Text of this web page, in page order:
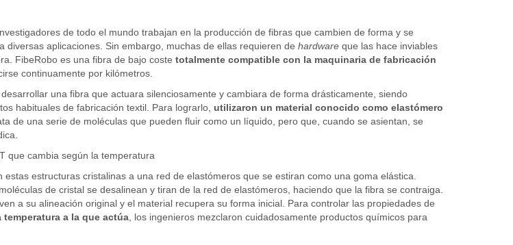
de todo el mundo trabajan en la producción de fibras que cambien de forma y se
diversas aplicaciones. Sin embargo, muchas de ellas requieren de hardwareque las hace inviables
FibeRobo es una fibra de bajo coste totalmente compatible con la maquinaria de fabricación
continuamente por kilómetros.
una fibra que actuara silenciosamente y cambiara de forma drásticamente, siendo
habituales de fabricación textil. Para lograrlo, utilizaron un material conocido como elastómero
de una serie de moléculas que pueden fluir como un líquido, pero que, cuando se asientan, se
que cambia según la temperatura
estructuras cristalinas a una red de elastómeros que se estiran como una goma elástica.
de cristal se desalinean y tiran de la red de elastómeros, haciendo que la fibra se contraiga.
a su alineación original y el material recupera su forma inicial. Para controlar las propiedades de
a la que actúa, los ingenieros mezclaron cuidadosamente productos químicos para